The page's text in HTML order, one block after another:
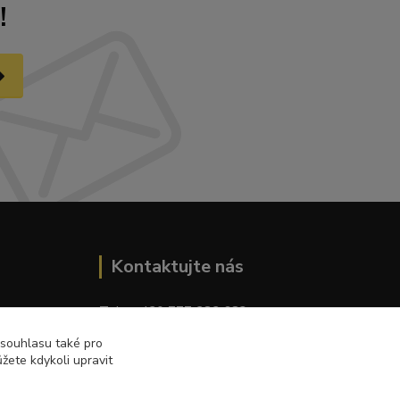
Kontaktujte nás
Tel.: + 420 777 282 683
také pro
kdykoli upravit